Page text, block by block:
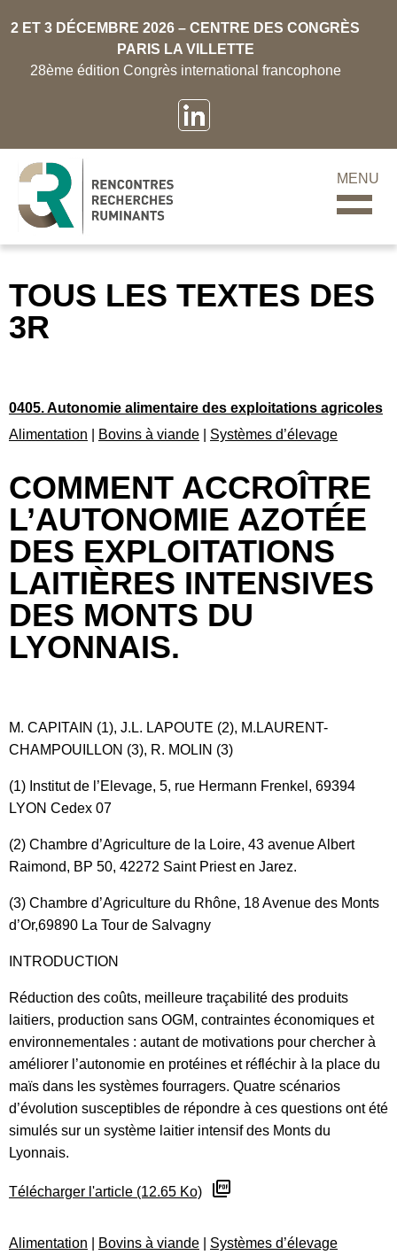
2 ET 3 DÉCEMBRE 2026 – CENTRE DES CONGRÈS
PARIS LA VILLETTE
28ème édition Congrès international francophone
MENU
TOUS LES TEXTES DES
3R
0405. Autonomie alimentaire des exploitations agricoles
Alimentation
Bovins à viande Systèmes d’élevage
COMMENT ACCROÎTRE
L’AUTONOMIE AZOTÉE
DES EXPLOITATIONS
LAITIÈRES INTENSIVES
DES MONTS DU
LYONNAIS.
M. CAPITAIN (1), J.L. LAPOUTE (2), M.LAURENT-
CHAMPOUILLON (3), R. MOLIN (3)
(1) Institut de l’Elevage, 5, rue Hermann Frenkel, 69394
LYON Cedex 07
(2) Chambre d’Agriculture de la Loire, 43 avenue Albert
Raimond, BP 50, 42272 Saint Priest en Jarez.
(3) Chambre d’Agriculture du Rhône, 18 Avenue des Monts
d’Or,69890 La Tour de Salvagny
INTRODUCTION
Réduction des coûts, meilleure traçabilité des produits
laitiers, production sans OGM, contraintes économiques et
environnementales : autant de motivations pour chercher à
améliorer l’autonomie en protéines et réfléchir à la place du
maïs dans les systèmes fourragers. Quatre scénarios
d’évolution susceptibles de répondre à ces questions ont été
simulés sur un système laitier intensif des Monts du
Lyonnais.
Télécharger l'article (12.65 Ko)
Alimentation Bovins à viande Systèmes d’élevage